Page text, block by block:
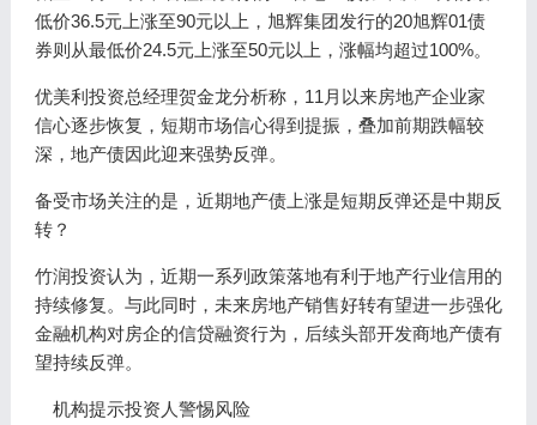
低价36.5元上涨至90元以上，旭辉集团发行的20旭辉01债
券则从最低价24.5元上涨至50元以上，涨幅均超过100%。
优美利投资总经理贺金龙分析称，11月以来房地产企业家
信心逐步恢复，短期市场信心得到提振，叠加前期跌幅较
深，地产债因此迎来强势反弹。
备受市场关注的是，近期地产债上涨是短期反弹还是中期反
转？
竹润投资认为，近期一系列政策落地有利于地产行业信用的
持续修复。与此同时，未来房地产销售好转有望进一步强化
金融机构对房企的信贷融资行为，后续头部开发商地产债有
望持续反弹。
机构提示投资人警惕风险